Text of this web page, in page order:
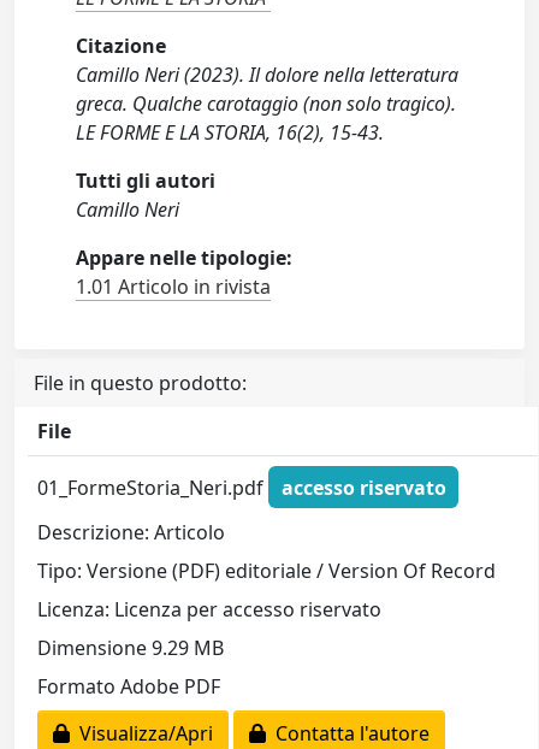
Citazione
Camillo Neri (2023). Il dolore nella letteratura
greca. Qualche carotaggio (non solo tragico).
LE FORME E LA STORIA, 16(2), 15-43.
Tutti gli autori
Camillo Neri
Appare nelle tipologie:
1.01 Articolo in rivista
File in questo prodotto:
File
01_FormeStoria_Neri.pdf
accesso riservato
Descrizione: Articolo
Tipo: Versione (PDF) editoriale / Version Of Record
Licenza: Licenza per accesso riservato
Dimensione 9.29 MB
Formato Adobe PDF
Visualizza/Apri
Contatta l'autore